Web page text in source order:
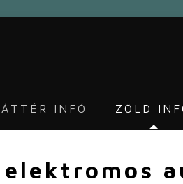
INFÓ ZÖLD
elektromos